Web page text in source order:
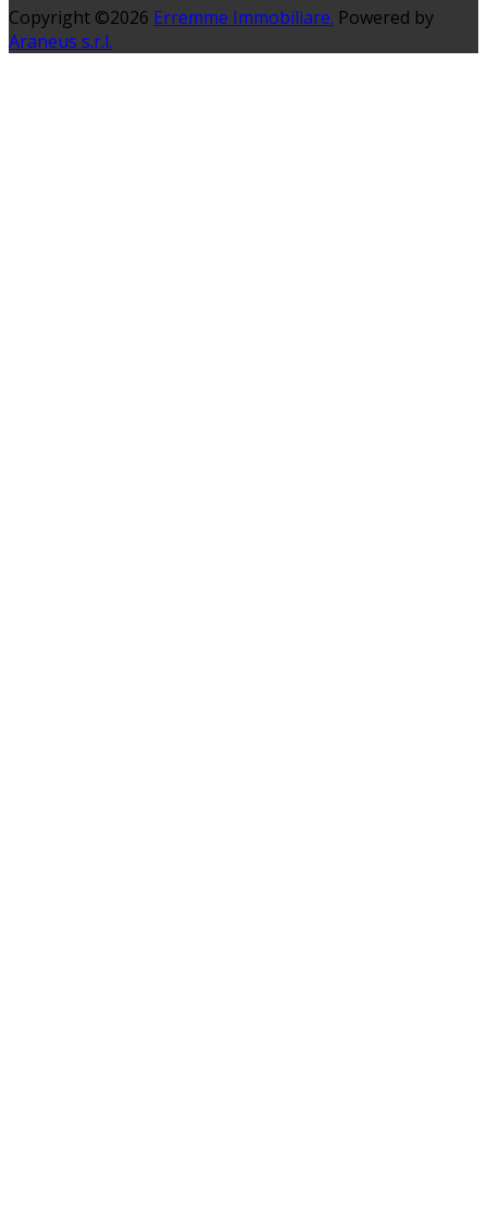
Copyright ©2026 Erremme Immobiliare. Powered by
Araneus s.r.l.